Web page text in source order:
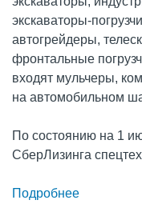
экскаваторы-
автогрейдеры,
фронтальные
входят мульчеры,
на автомобильном
По состоянию на 1
СберЛизинга
Подробнее